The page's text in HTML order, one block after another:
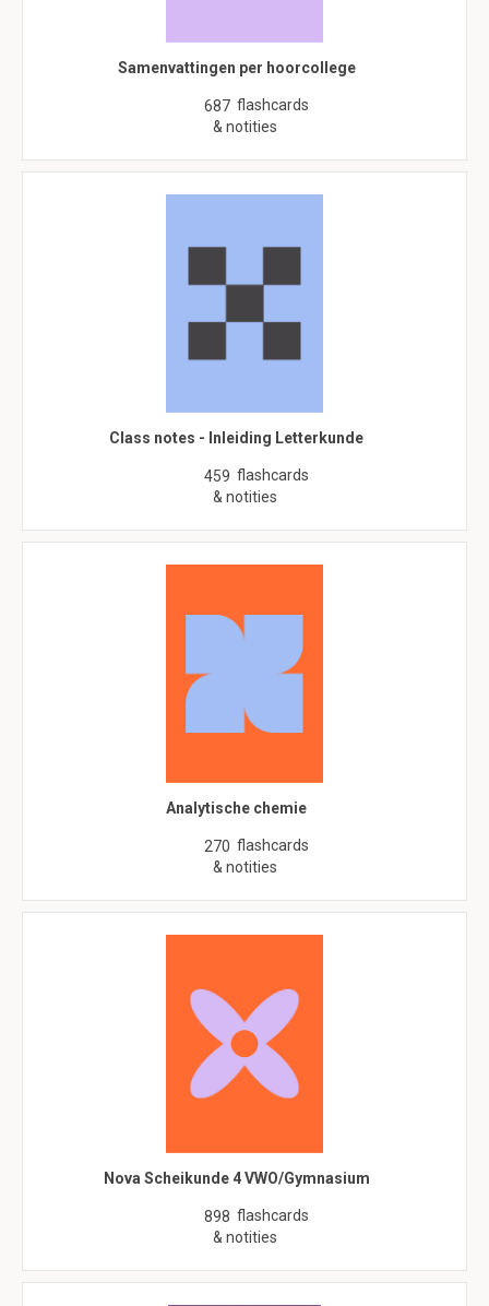
Samenvattingen per hoorcollege
687 flashcards
& notities
Class notes - Inleiding Letterkunde
459 flashcards
& notities
Analytische chemie
270 flashcards
& notities
Nova Scheikunde 4 VWO/Gymnasium
898 flashcards
& notities